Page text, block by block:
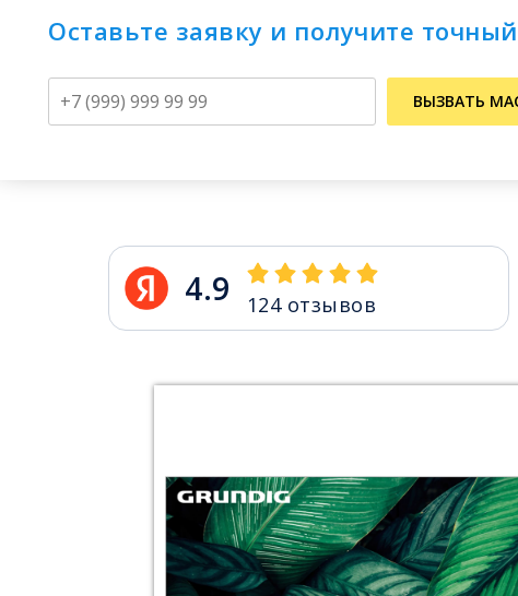
Оставьте заявку и получите
ВЫЗВАТЬ
4.9 124отзывов